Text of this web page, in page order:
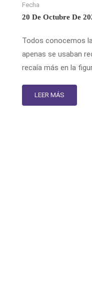
Fecha
20 De Octubre De
Todos conocemos
apenas se usaban
recaía más en la
LEER MÁS